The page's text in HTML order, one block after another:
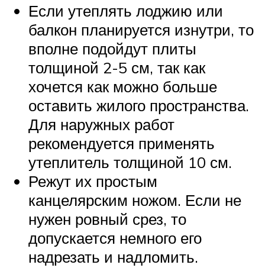
Если утеплять лоджию или
балкон планируется изнутри, то
вполне подойдут плиты
толщиной 2-5 см, так как
хочется как можно больше
оставить жилого пространства.
Для наружных работ
рекомендуется применять
утеплитель толщиной 10 см.
Режут их простым
канцелярским ножом. Если не
нужен ровный срез, то
допускается немного его
надрезать и надломить.